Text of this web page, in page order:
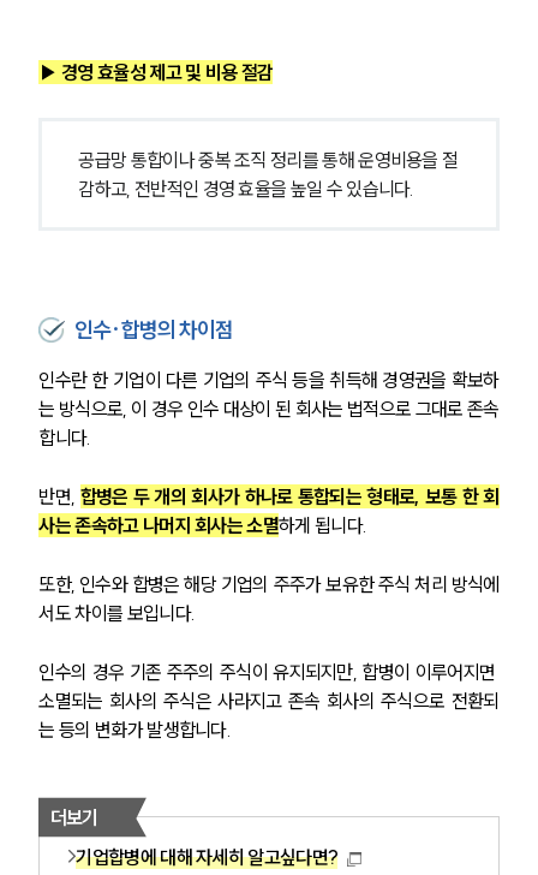
▶ 경영 효율성 제고 및 비용 절감
공급망 통합이나 중복 조직 정리를 통해 운영비용을 절
감하고, 전반적인 경영 효율을 높일 수 있습니다.
인수·합병의 차이점
인수란 한 기업이 다른 기업의 주식 등을 취득해 경영권을 확보하
는 방식으로, 이 경우 인수 대상이 된 회사는 법적으로 그대로 존속
합니다.
반면, 합병은 두 개의 회사가 하나로 통합되는 형태로, 보통 한 회
사는 존속하고 나머지 회사는 소멸하게 됩니다.
또한, 인수와 합병은 해당 기업의 주주가 보유한 주식 처리 방식에
서도 차이를 보입니다.
인수의 경우 기존 주주의 주식이 유지되지만, 합병이 이루어지면
소멸되는 회사의 주식은 사라지고 존속 회사의 주식으로 전환되
는 등의 변화가 발생합니다.
더보기
기업합병에 대해 자세히 알고싶다면?